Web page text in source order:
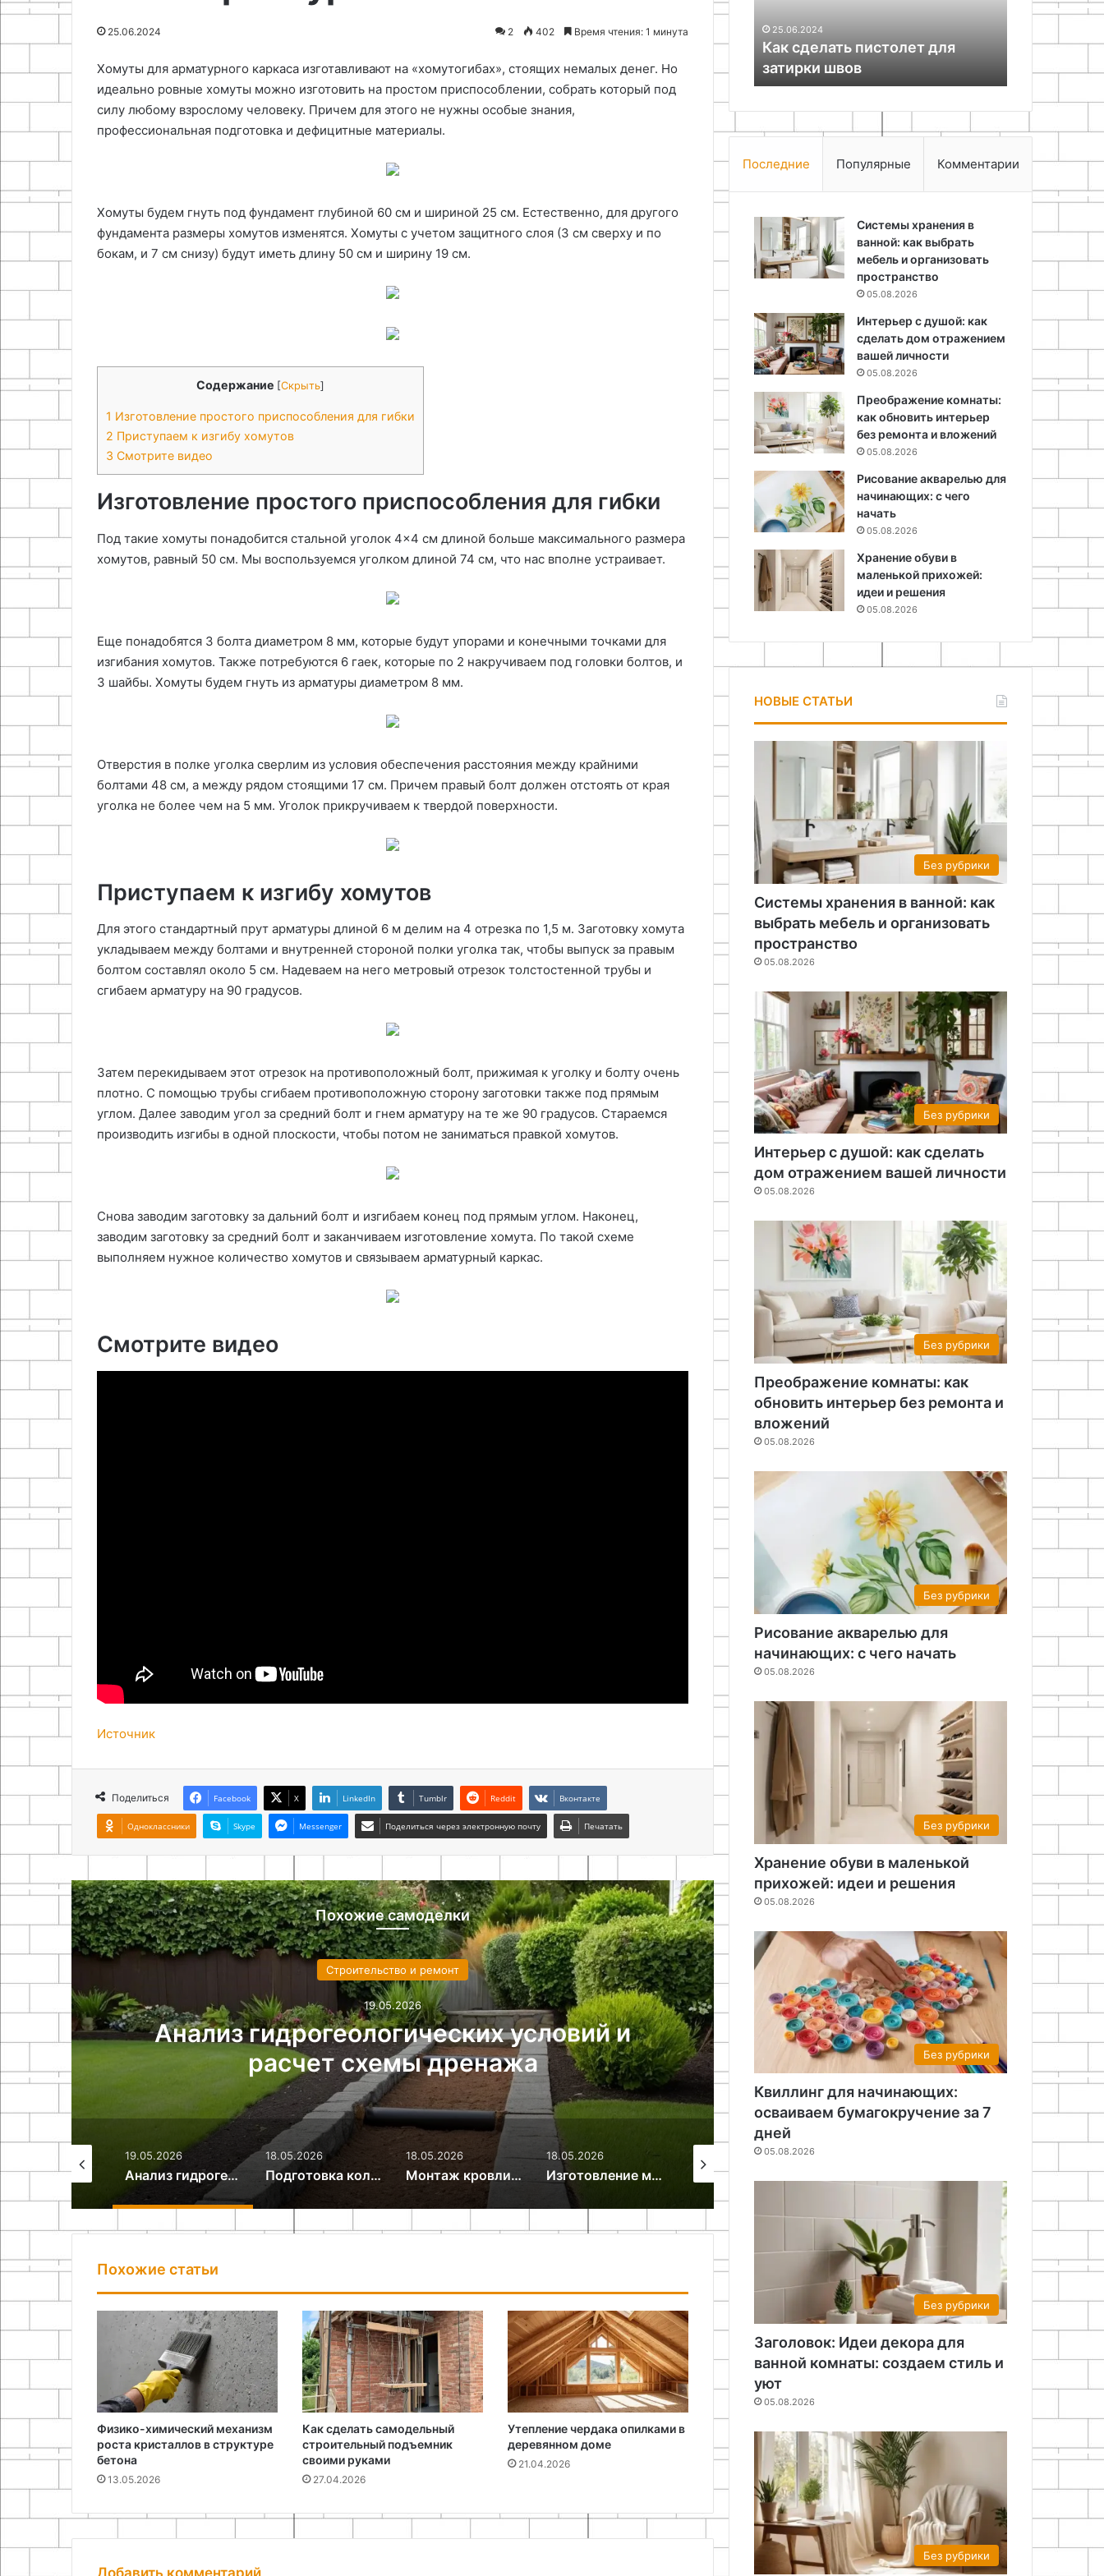
25.06.2024 2 402 Время чтения: 1 минута
Хомуты для арматурного каркаса изготавливают на «хомутогибах», стоящих немалых денег. Но
идеально ровные хомуты можно изготовить на простом приспособлении, собрать который под
силу любому взрослому человеку. Причем для этого не нужны особые знания,
профессиональная подготовка и дефицитные материалы.
Хомуты будем гнуть под фундамент глубиной 60 см и шириной 25 см. Естественно, для другого
фундамента размеры хомутов изменятся. Хомуты с учетом защитного слоя (3 см сверху и по
бокам, и 7 см снизу) будут иметь длину 50 см и ширину 19 см.
Содержание [Скрыть]
1 Изготовление простого приспособления для гибки
2 Приступаем к изгибу хомутов
3 Смотрите видео
Изготовление простого приспособления для гибки
Под такие хомуты понадобится стальной уголок 4×4 см длиной больше максимального размера
хомутов, равный 50 см. Мы воспользуемся уголком длиной 74 см, что нас вполне устраивает.
Еще понадобятся 3 болта диаметром 8 мм, которые будут упорами и конечными точками для
изгибания хомутов. Также потребуются 6 гаек, которые по 2 накручиваем под головки болтов, и
3 шайбы. Хомуты будем гнуть из арматуры диаметром 8 мм.
Отверстия в полке уголка сверлим из условия обеспечения расстояния между крайними
болтами 48 см, а между рядом стоящими 17 см. Причем правый болт должен отстоять от края
уголка не более чем на 5 мм. Уголок прикручиваем к твердой поверхности.
Приступаем к изгибу хомутов
Для этого стандартный прут арматуры длиной 6 м делим на 4 отрезка по 1,5 м. Заготовку хомута
укладываем между болтами и внутренней стороной полки уголка так, чтобы выпуск за правым
болтом составлял около 5 см. Надеваем на него метровый отрезок толстостенной трубы и
сгибаем арматуру на 90 градусов.
Затем перекидываем этот отрезок на противоположный болт, прижимая к уголку и болту очень
плотно. С помощью трубы сгибаем противоположную сторону заготовки также под прямым
углом. Далее заводим угол за средний болт и гнем арматуру на те же 90 градусов. Стараемся
производить изгибы в одной плоскости, чтобы потом не заниматься правкой хомутов.
Снова заводим заготовку за дальний болт и изгибаем конец под прямым углом. Наконец,
заводим заготовку за средний болт и заканчиваем изготовление хомута. По такой схеме
выполняем нужное количество хомутов и связываем арматурный каркас.
Смотрите видео
Источник
Поделиться Facebook X LinkedIn Tumblr Reddit Вконтакте
Одноклассники Skype Messenger Поделиться через электронную почту Печатать
Похожие самоделки
Строительство и ремонт
19.05.2026
Анализ гидрогеологических условий и
расчет схемы дренажа
Строительство и ремонт
Подготовка колодезного
периоду
19.05.2026
Анализ гидрогеологических условий и расчет схемы дренажа
18.05.2026
Подготовка колодезного ствола к зимнему периоду
18.05.2026
Монтаж кровли из металлочерепицы и устройство кровельного пирога
18.05.2026
Изготовление металлической чердачной лестницы своими руками Подготовка рабочего пространства и соблюдение техники безопасности при кровельных работах
Похожие статьи
Физико-химический механизм
роста кристаллов в структуре
бетона
13.05.2026
Как сделать самодельный
строительный подъемник
своими руками
27.04.2026
Утепление чердака опилками в
деревянном доме
21.04.2026
Как сделать органайзер для
сверл своими руками
кабачков
руками
Изготовление буржуйки из
руками
25.06.2024
Как сделать пистолет для
затирки швов
тюнера
09.05.2026
базе
Последние Популярные Комментарии
Системы хранения в
ванной: как выбрать
мебель и организовать
пространство
05.08.2026
Интерьер с душой: как
сделать дом отражением
вашей личности
05.08.2026
Преображение комнаты:
как обновить интерьер
без ремонта и вложений
05.08.2026
Рисование акварелью для
начинающих: с чего
начать
05.08.2026
Хранение обуви в
маленькой прихожей:
идеи и решения
05.08.2026
НОВЫЕ СТАТЬИ
Без рубрики
Системы хранения в ванной: как
выбрать мебель и организовать
пространство
05.08.2026
Без рубрики
Интерьер с душой: как сделать
дом отражением вашей личности
05.08.2026
Без рубрики
Преображение комнаты: как
обновить интерьер без ремонта и
вложений
05.08.2026
Без рубрики
Рисование акварелью для
начинающих: с чего начать
05.08.2026
Без рубрики
Хранение обуви в маленькой
прихожей: идеи и решения
05.08.2026
Без рубрики
Квиллинг для начинающих:
осваиваем бумагокручение за 7
дней
05.08.2026
Без рубрики
Заголовок: Идеи декора для
ванной комнаты: создаем стиль и
уют
05.08.2026
Без рубрики